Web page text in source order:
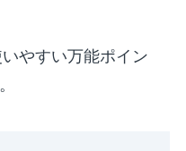
やすい万能ポイン